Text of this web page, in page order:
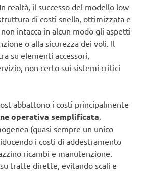
realtà, il successo del modello low
di costi snella, ottimizzata e
intacca in alcun modo gli aspetti
o alla sicurezza dei voli. Il
su elementi accessori,
non certo sui sistemi critici
abbattono i costi principalmente
operativa semplificata
(quasi sempre un unico
i costi di addestramento
ricambi e manutenzione.
tratte dirette, evitando scali e